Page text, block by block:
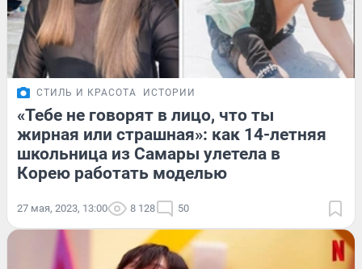
СТИЛЬ И КРАСОТА ИСТОРИИ
«Тебе не говорят в лицо, что ты
жирная или страшная»: как 14-летняя
школьница из Самары улетела в
Корею работать моделью
27 мая, 2023, 13:00 8 128 50